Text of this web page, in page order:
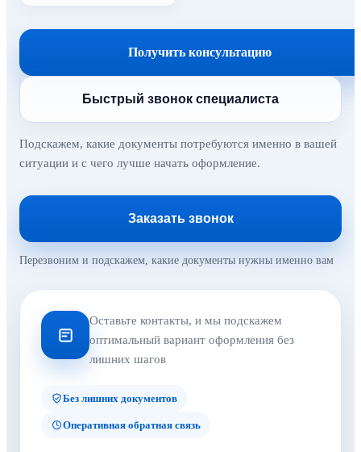
Получить консультацию
Быстрый звонок специалиста
Подскажем, какие документы потребуются именно в вашей
ситуации и с чего лучше начать оформление.
Заказать звонок
Перезвоним и подскажем, какие документы нужны именно вам
Оставьте контакты, и мы подскажем
оптимальный вариант оформления без
лишних шагов
Без лишних документов
Оперативная обратная связь